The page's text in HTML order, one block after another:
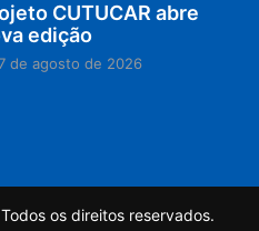
CUTUCAR abre
edição
de agosto de 2026
os direitos reservados.